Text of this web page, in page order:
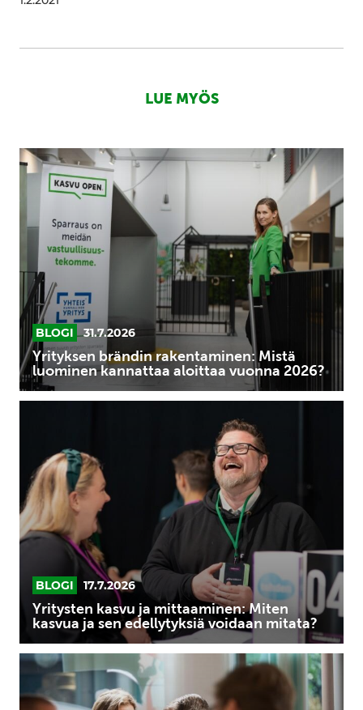
LUE MYÖS
Yrityksen
brändin
rakentaminen:
luominen
kannattaa
aloittaa
vuonna
2026?
BLOGI 31.7.2026
Yrityksen brändin rakentaminen: Mistä
luominen kannattaa aloittaa vuonna 2026?
mittaaminen:
Miten
kasvua
ja
sen
edellytyksiä
voidaan
mitata?
BLOGI 17.7.2026
Yritysten kasvu ja mittaaminen: Miten
kasvua ja sen edellytyksiä voidaan mitata?
Mitkä
ovat
yrityksen